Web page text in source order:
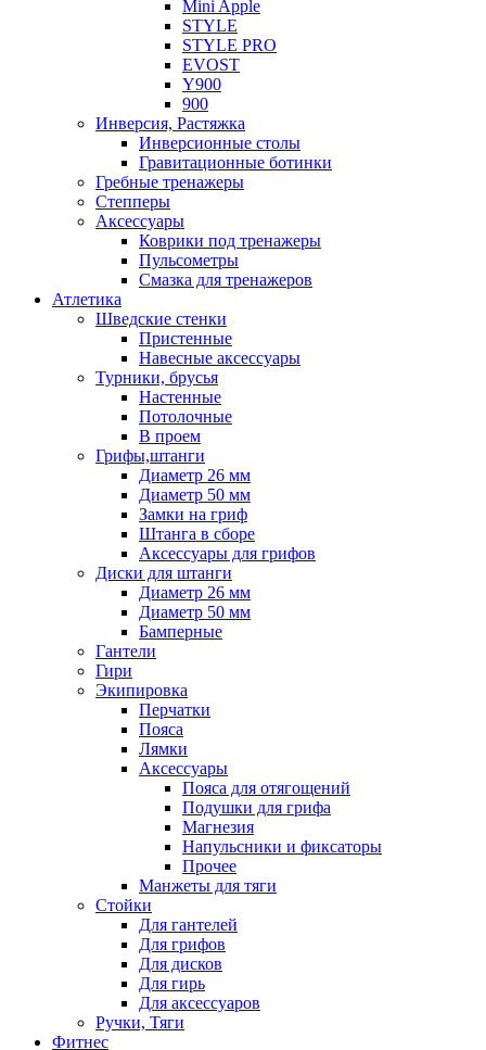
Mini Apple
STYLE
STYLE PRO
EVOST
Y900
900
Инверсия, Растяжка
Инверсионные столы
Гравитационные ботинки
Гребные тренажеры
Степперы
Аксессуары
Коврики под тренажеры
Пульсометры
Смазка для тренажеров
Атлетика
Шведские стенки
Пристенные
Навесные аксессуары
Турники, брусья
Настенные
Потолочные
В проем
Грифы,штанги
Диаметр 26 мм
Диаметр 50 мм
Замки на гриф
Штанга в сборе
Аксессуары для грифов
Диски для штанги
Диаметр 26 мм
Диаметр 50 мм
Бамперные
Гантели
Гири
Экипировка
Перчатки
Пояса
Лямки
Аксессуары
Пояса для отягощений
Подушки для грифа
Магнезия
Напульсники и фиксаторы
Прочее
Манжеты для тяги
Стойки
Для гантелей
Для грифов
Для дисков
Для гирь
Для аксессуаров
Ручки, Тяги
Фитнес